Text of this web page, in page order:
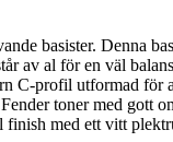
basister. Denna
av al för en väl
C-profil utformad
toner med gott
med ett vitt